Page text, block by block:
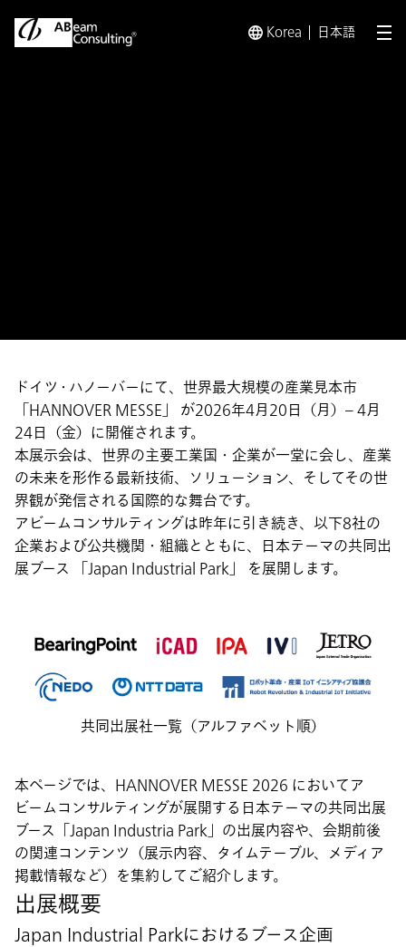
Korea 日本語 メ
ドイツ・ハノーバーにて、世界最大規模の産業見本市
「HANNOVER MESSE」 が2026年4月20日（月）– 4月
24日（金）に開催されます。
本展示会は、世界の主要工業国・企業が一堂に会し、産業
の未来を形作る最新技術、ソリューション、そしてその世
界観が発信される国際的な舞台です。
アビームコンサルティングは昨年に引き続き、以下8社の
企業および公共機関・組織とともに、日本テーマの共同出
展ブース 「Japan Industrial Park」 を展開します。
共同出展社一覧（アルファベット順）
本ページでは、HANNOVER MESSE 2026 においてア
ビームコンサルティングが展開する日本テーマの共同出展
ブース「Japan Industria Park」の出展内容や、会期前後
の関連コンテンツ（展示内容、タイムテーブル、メディア
掲載情報など）を集約してご紹介します。
出展概要
Japan Industrial Parkにおけるブース企画